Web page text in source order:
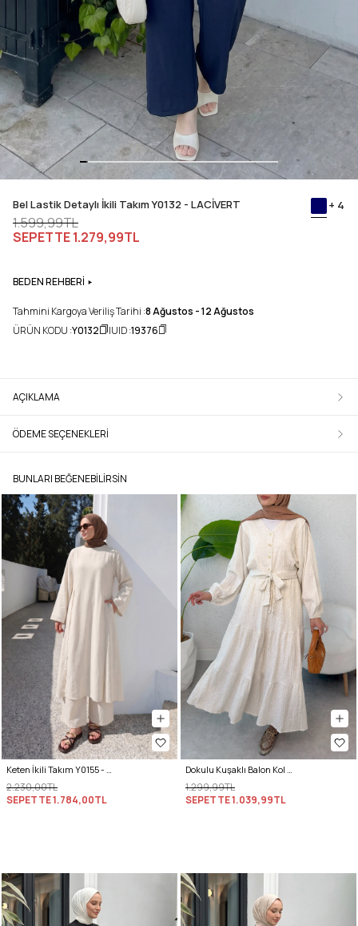
Bel Lastik Detaylı İkili Takım Y0132 - LACİVERT + 4
1.599,99TL
SEPETTE1.279,99TL
BEDEN REHBERİ
Tahmini Kargoya Veriliş Tarihi :8 Ağustos - 12 Ağustos
ÜRÜN KODU :Y0132 UID :19376
AÇIKLAMA
ÖDEME SEÇENEKLERI
BUNLARI BEĞENEBILIRSIN
Keten İkili Takım Y0155 - EKRU
2.230,00TL
SEPETTE1.784,00TL
Dokulu Kuşaklı Balon Kol Etekli Takım 2365 - EKRU
1.299,99TL
SEPETTE1.039,99TL